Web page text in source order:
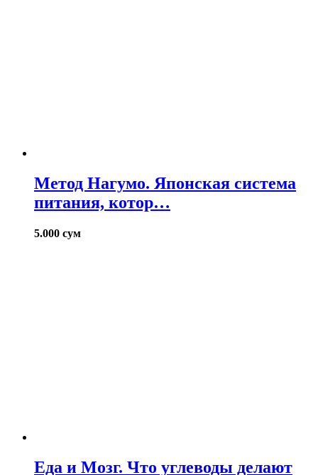
Метод Нагумо. Японская система
питания, котор…
5.000 сум
Еда и Мозг. Что углеводы делают